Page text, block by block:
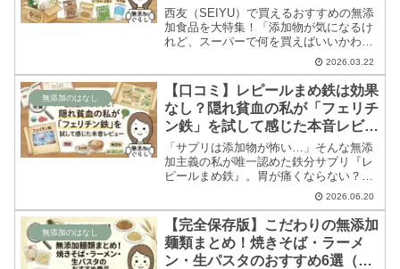
西友（SEIYU）で買えるおすすめの無添
加食品を大特集！「添加物が気になるけ
れど、スーパーで何を買えばいいかわか
らない…」という方必見です。毎日の自
炊に大活躍の冷凍食品から、安心の無添
加調味料まで、西友のプライベートブラ
ンド「みなさまのお墨付き」シリーズか
ら本当にからだにやさしい商品を厳選し
てご紹介します。
2026.03.22
無添加のはなし
【口コミ】レピールまめ鉄は効果
なし？隠れ貧血の私が「フェリチ
ン鉄」を試して感じた本音レビュ
ー
「サプリは添加物が怖い…」そんな無添
加主義の私が唯一認めた鉄分サプリ『レ
ピールまめ鉄』。胃が痛くならない？味
は？世界初の「フェリチン鉄」の実力
を、成分オタクの視点で徹底検証しま
す。
2026.06.20
無添加のはなし
【完全保存版】こだわりの無添加
麺類まとめ！焼きそば・ラーメ
ン・生パスタのおすすめ6選（合